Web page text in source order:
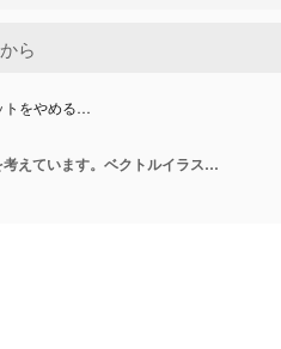
トをやめる…
摂食障害の概念。女性はダイエットをやめることを考えています。ベクトルイラスト。平らな